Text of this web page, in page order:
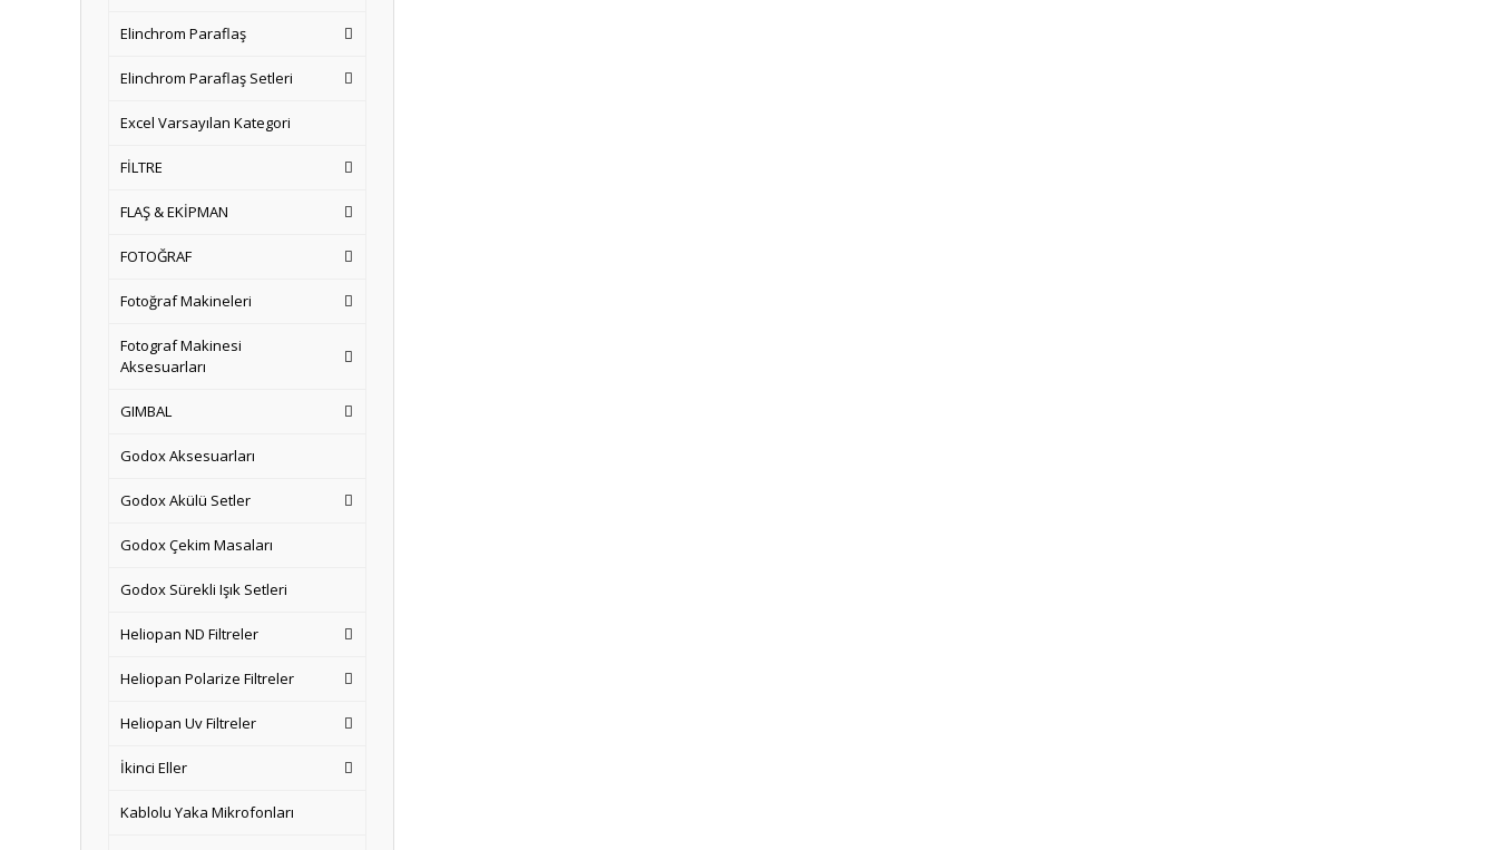
Elinchrom Paraflaş
Elinchrom Paraflaş Setleri
Excel Varsayılan Kategori
FİLTRE
FLAŞ & EKİPMAN
FOTOĞRAF
Fotoğraf Makineleri
Fotograf Makinesi
Aksesuarları
GIMBAL
Godox Aksesuarları
Godox Akülü Setler
Godox Çekim Masaları
Godox Sürekli Işık Setleri
Heliopan ND Filtreler
Heliopan Polarize Filtreler
Heliopan Uv Filtreler
İkinci Eller
Kablolu Yaka Mikrofonları